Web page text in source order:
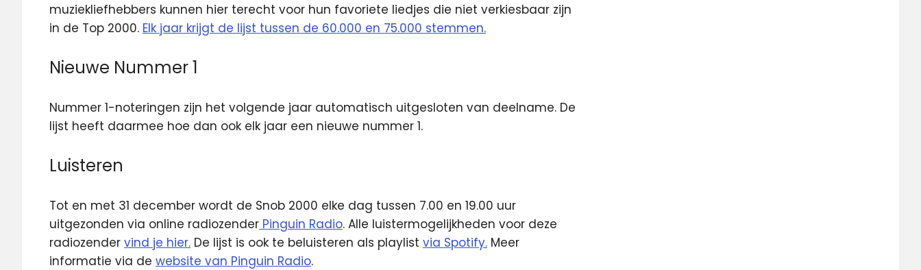
muziekliefhebbers kunnen hier terecht voor hun favoriete liedjes die niet verkiesbaar zijn
in de Top 2000. Elk jaar krijgt de lijst tussen de 60.000 en 75.000 stemmen.
Nieuwe Nummer 1
Nummer 1-noteringen zijn het volgende jaar automatisch uitgesloten van deelname. De
lijst heeft daarmee hoe dan ook elk jaar een nieuwe nummer 1.
Luisteren
Tot en met 31 december wordt de Snob 2000 elke dag tussen 7.00 en 19.00 uur
uitgezonden via online radiozender Pinguin Radio. Alle luistermogelijkheden voor deze
radiozender vind je hier. De lijst is ook te beluisteren als playlist via Spotify. Meer
informatie via de website van Pinguin Radio.